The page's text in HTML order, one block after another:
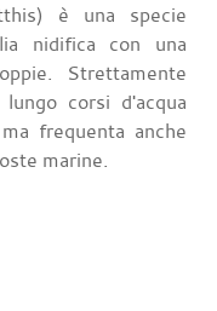
è una specie
nidifica con una
Strettamente
corsi d'acqua
frequenta anche
marine.